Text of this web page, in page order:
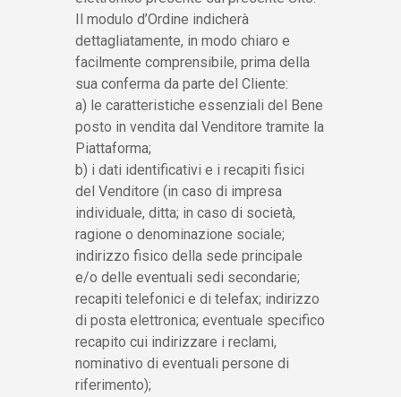
Il modulo d’Ordine indicherà
dettagliatamente, in modo chiaro e
facilmente comprensibile, prima della
sua conferma da parte del Cliente:
a) le caratteristiche essenziali del Bene
posto in vendita dal Venditore tramite la
Piattaforma;
b) i dati identificativi e i recapiti fisici
del Venditore (in caso di impresa
individuale, ditta; in caso di società,
ragione o denominazione sociale;
indirizzo fisico della sede principale
e/o delle eventuali sedi secondarie;
recapiti telefonici e di telefax; indirizzo
di posta elettronica; eventuale specifico
recapito cui indirizzare i reclami,
nominativo di eventuali persone di
riferimento);